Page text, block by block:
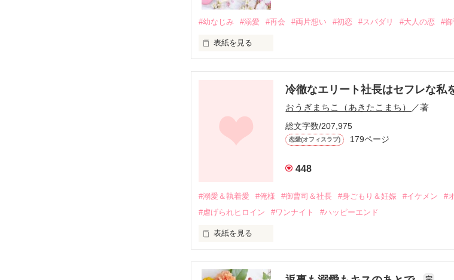
#幼なじみ #溺愛 #再会 #両片想い #初恋 #スパダリ #大人の恋 #御
表紙を見る
しかし、ある出来事をきっかけに二人の関係は壊れてしまう。
関係修復もできないまま、美桜は両親の離婚によって
引っ越すことになり、哲平とも離れ離れになった。
そして、ひょんなことから
酔った勢いで一夜を共にしてしまった。
さらに、美桜が初めてだと知った哲平は
甘やかしてくる。
冷徹なエリート社長はセフレな私
おうぎまちこ（あきたこまち） ／著
総文字数/207,975
恋愛(オフィスラブ) 179ページ
448
#溺愛＆執着愛 #俺様 #御曹司＆社長 #身ごもり＆妊娠 #イケメン #
#虐げられヒロイン
#ワンナイト #ハッピーエンド
表紙を見る
帰国後、美桜は新しい職場でワンナイトした美青年と再会。な